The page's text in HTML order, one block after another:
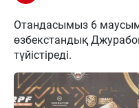
Отандасымыз 6
өзбекстандық
түйістіреді.